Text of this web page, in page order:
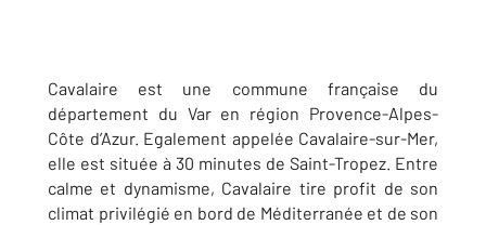
Cavalaire est une commune française du
département du Var en région Provence-Alpes-
Côte d’Azur. Egalement appelée Cavalaire-sur-Mer,
elle est située à 30 minutes de Saint-Tropez. Entre
calme et dynamisme, Cavalaire tire profit de son
climat privilégié en bord de Méditerranée et de son